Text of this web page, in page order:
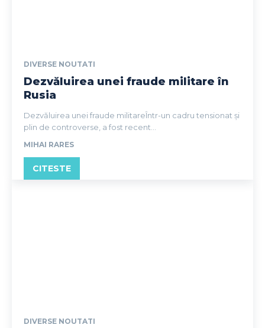
DIVERSE NOUTATI
Dezvăluirea unei fraude militare în
Rusia
Dezvăluirea unei fraude militareÎntr-un cadru tensionat și
plin de controverse, a fost recent...
MIHAI RARES
CITESTE
DIVERSE NOUTATI